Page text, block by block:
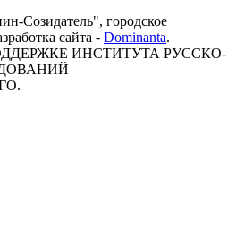
Созидатель", городское
сайта - Dominanta.
ИНСТИТУТА РУССКО-